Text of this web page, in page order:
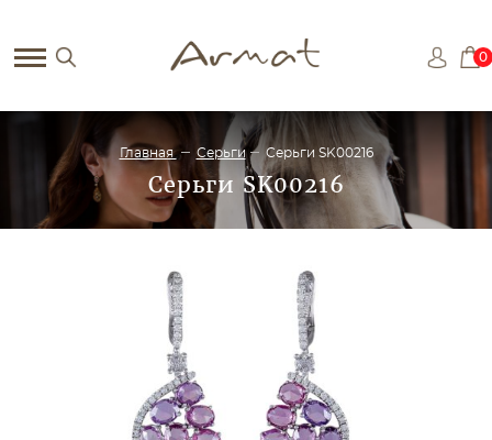
0
Главная Серьги Серьги SK00216
Серьги SK00216